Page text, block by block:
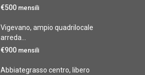
€500 mensili
Vigevano, ampio quadrilocale
arreda...
€900 mensili
Abbiategrasso centro, libero